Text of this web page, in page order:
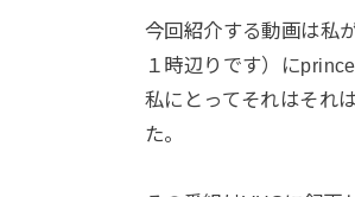
今回紹介する動画は私
１時辺りです）に
私にとってそれはそれ
た。